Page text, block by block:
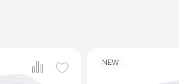
NEW